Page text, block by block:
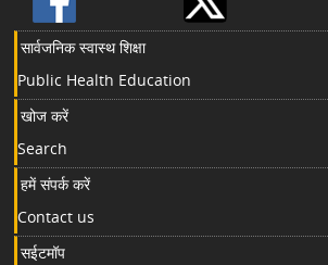
सार्वजनिक स्वास्थ शिक्षा
Public Health Education
खोज करें
Search
हमें संपर्क करें
Contact us
सईटमॉप